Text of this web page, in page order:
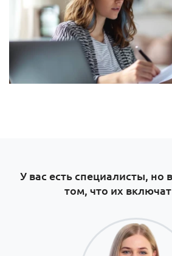
У вас есть специалисты, но
том, что их